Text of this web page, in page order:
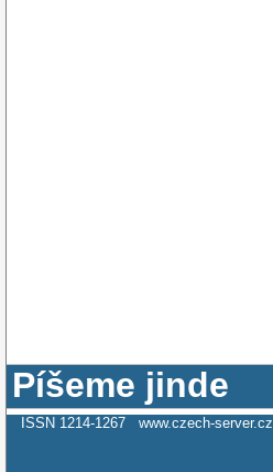
Píšeme jinde
ISSN 1214-1267 www.czech-server.cz